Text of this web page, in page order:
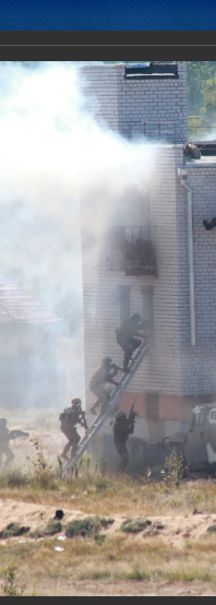
Новости
Совместное учение с
"Нерушимое братство-2016"